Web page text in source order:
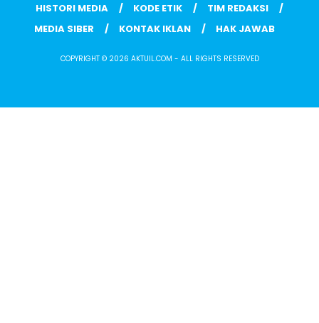
HISTORI MEDIA KODE ETIK
TIM REDAKSI
MEDIA SIBER
KONTAK IKLAN HAK JAWAB
COPYRIGHT © 2026 AKTUIL.COM - ALL RIGHTS RESERVED